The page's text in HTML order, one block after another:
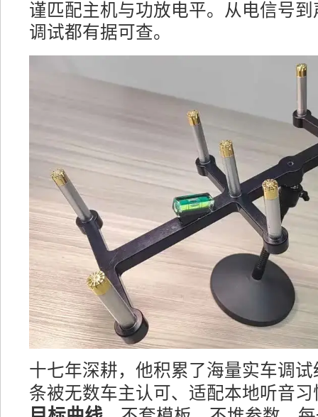
谨匹配主机与功放电平。从电信号
调试都有据可查。
十七年深耕，他积累了海量实车调
条被无数车主认可、适配本地听音习